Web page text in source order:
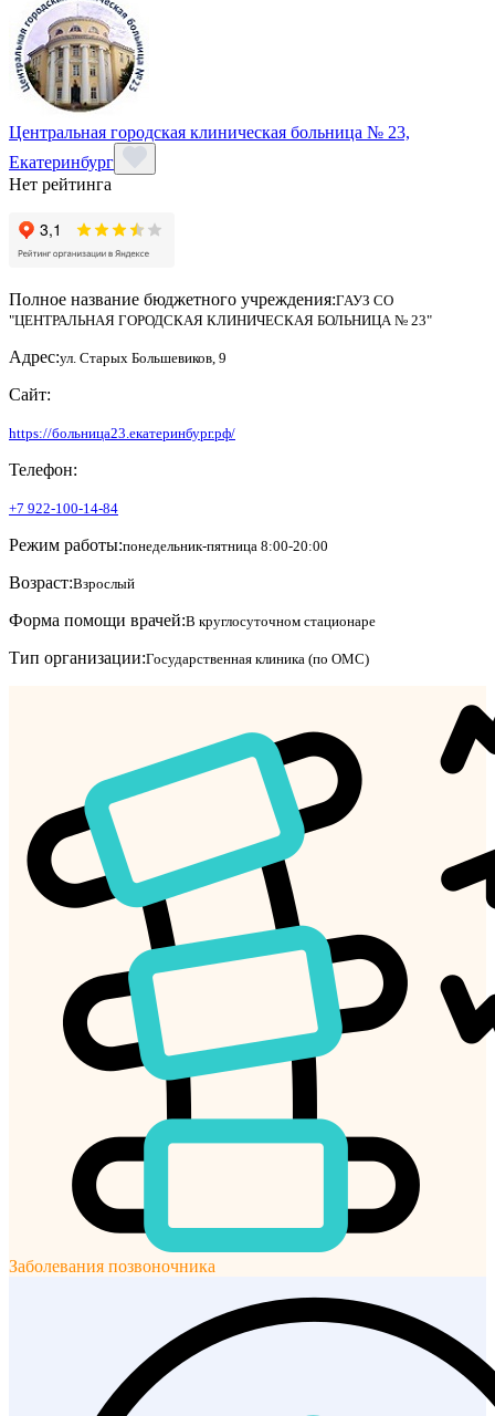
Центральная городская клиническая больница № 23,
Екатеринбург
Нет рейтинга
Полное название бюджетного учреждения:ГАУЗ СО
"ЦЕНТРАЛЬНАЯ ГОРОДСКАЯ КЛИНИЧЕСКАЯ БОЛЬНИЦА № 23"
Адрес:ул. Старых Большевиков, 9
Сайт:
https://больница23.екатеринбург.рф/
Телефон:
+7 922-100-14-84
Режим работы:понедельник-пятница 8:00-20:00
Возраст:Взрослый
Форма помощи врачей:В круглосуточном стационаре
Тип организации:Государственная клиника (по ОМС)
Заболевания позвоночника